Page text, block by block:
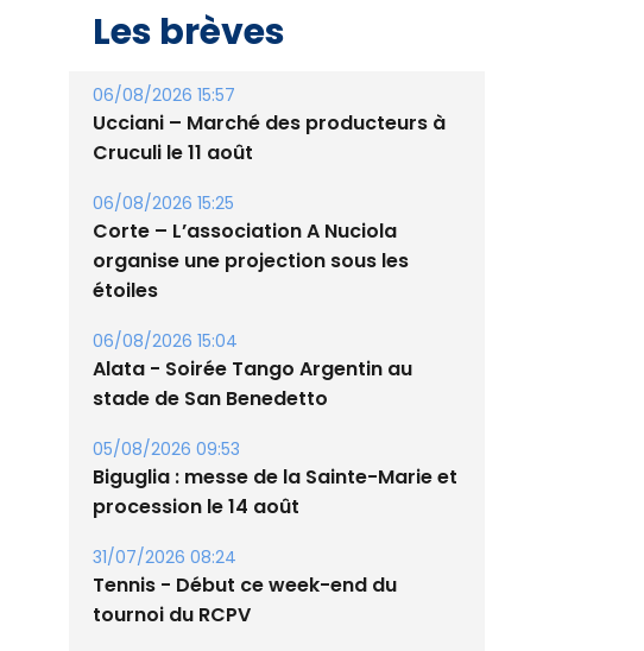
Les brèves
06/08/2026 15:57
Ucciani – Marché des producteurs à
Cruculi le 11 août
06/08/2026 15:25
Corte – L’association A Nuciola
organise une projection sous les
étoiles
06/08/2026 15:04
Alata - Soirée Tango Argentin au
stade de San Benedetto
05/08/2026 09:53
Biguglia : messe de la Sainte-Marie et
procession le 14 août
31/07/2026 08:24
Tennis - Début ce week-end du
tournoi du RCPV